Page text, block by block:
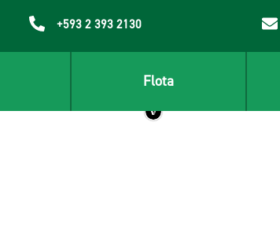
+593 2 393 2130
Flota